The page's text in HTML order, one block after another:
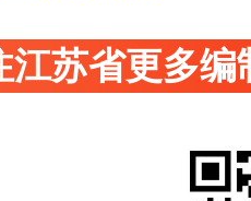
江苏省更多